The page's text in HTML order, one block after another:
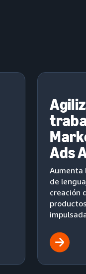
Ads
Aumenta
de
creación